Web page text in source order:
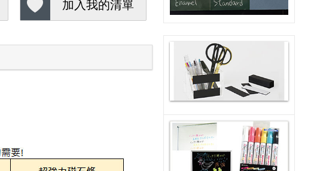
加入我的清單